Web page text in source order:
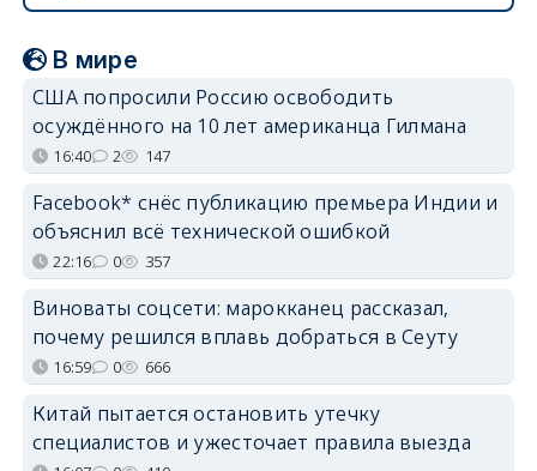
В мире
США попросили Россию освободить
осуждённого на 10 лет американца Гилмана
16:40 2 147
Facebook* снёс публикацию премьера Индии и
объяснил всё технической ошибкой
22:16 0 357
Виноваты соцсети: марокканец рассказал,
почему решился вплавь добраться в Сеуту
16:59 0 666
Китай пытается остановить утечку
специалистов и ужесточает правила выезда